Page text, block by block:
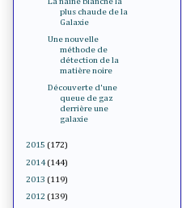
plus chaude de la
Galaxie
Une nouvelle
méthode de
détection de la
matière noire
Découverte d'une
queue de gaz
derrière une
galaxie
2015 (172)
2014 (144)
2013 (119)
2012 (139)